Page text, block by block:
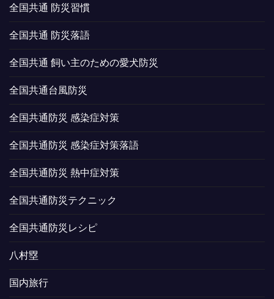
全国共通 防災習慣
全国共通 防災落語
全国共通 飼い主のための愛犬防災
全国共通台風防災
全国共通防災 感染症対策
全国共通防災 感染症対策落語
全国共通防災 熱中症対策
全国共通防災テクニック
全国共通防災レシピ
八村塁
国内旅行